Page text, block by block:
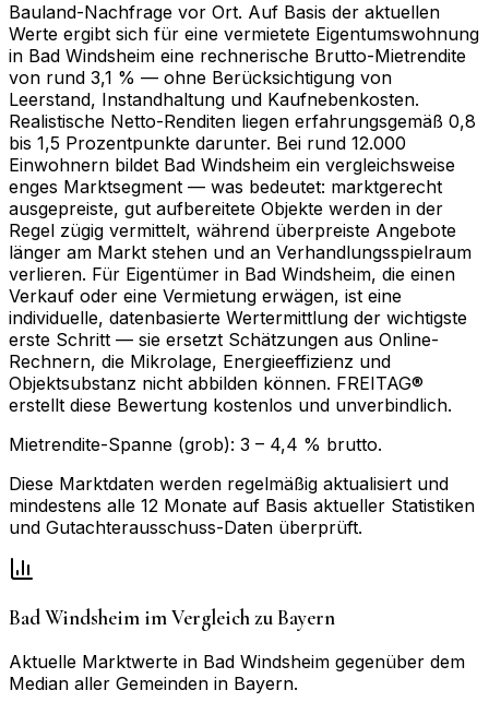
Bauland-Nachfrage vor Ort. Auf Basis der aktuellen
Werte ergibt sich für eine vermietete Eigentumswohnung
in Bad Windsheim eine rechnerische Brutto-Mietrendite
von rund 3,1 % — ohne Berücksichtigung von
Leerstand, Instandhaltung und Kaufnebenkosten.
Realistische Netto-Renditen liegen erfahrungsgemäß 0,8
bis 1,5 Prozentpunkte darunter. Bei rund 12.000
Einwohnern bildet Bad Windsheim ein vergleichsweise
enges Marktsegment — was bedeutet: marktgerecht
ausgepreiste, gut aufbereitete Objekte werden in der
Regel zügig vermittelt, während überpreiste Angebote
länger am Markt stehen und an Verhandlungsspielraum
verlieren. Für Eigentümer in Bad Windsheim, die einen
Verkauf oder eine Vermietung erwägen, ist eine
individuelle, datenbasierte Wertermittlung der wichtigste
erste Schritt — sie ersetzt Schätzungen aus Online-
Rechnern, die Mikrolage, Energieeffizienz und
Objektsubstanz nicht abbilden können. FREITAG®
erstellt diese Bewertung kostenlos und unverbindlich.
Mietrendite-Spanne (grob): 3 – 4,4 % brutto.
Diese Marktdaten werden regelmäßig aktualisiert und
mindestens alle 12 Monate auf Basis aktueller Statistiken
und Gutachterausschuss-Daten überprüft.
Bad Windsheim im Vergleich zuBayern
Aktuelle Marktwerte in Bad Windsheim gegenüber dem
Median aller Gemeinden in Bayern.